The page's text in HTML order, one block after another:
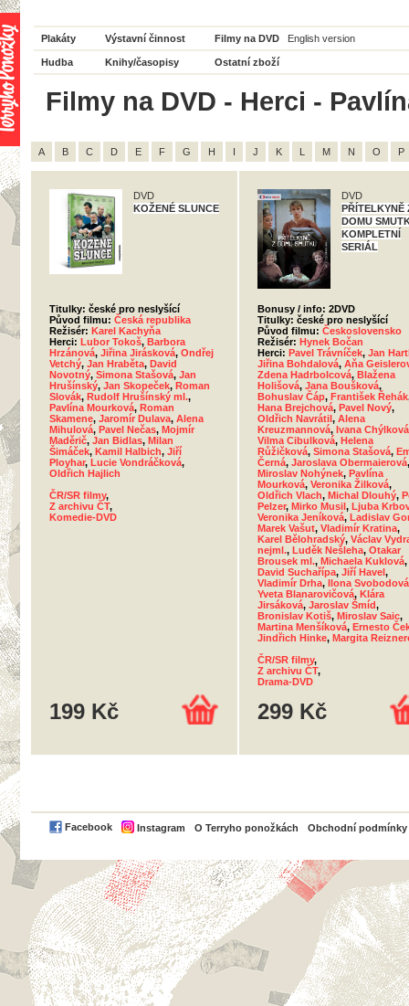
Plakáty Výstavní činnost Filmy na DVD English version
Hudba Knihy/časopisy Ostatní zboží
Filmy na DVD - Herci -
A B C D E F G H I J K L M N O P
DVD
KOŽENÉ SLUNCE
Titulky: české pro neslyšící
Původ filmu: Česká republika
Režisér: Karel Kachyňa
Herci: Lubor Tokoš, Barbora
Hrzánová, Jiřina Jirásková, Ondřej
Vetchý, Jan Hraběta, David
Novotný, Simona Stašová, Jan
Hrušínský, Jan Skopeček, Roman
Slovák, Rudolf Hrušínský ml.,
Pavlína Mourková, Roman
Skamene, Jaromír Dulava, Alena
Mihulová, Pavel Nečas, Mojmír
Maděrič, Jan Bidlas, Milan
Šimáček, Kamil Halbich, Jiří
Ployhar, Lucie Vondráčková,
Oldřich Hajlich
ČR/SR filmy,
Z archivu ČT,
Komedie-DVD
199 Kč
DVD
PŘÍTELKYNĚ
DOMU
KOMPLETNÍ
SERIÁL
Bonusy / info: 2DVD
Titulky: české pro neslyšící
Původ filmu: Československo
Režisér: Hynek Bočan
Herci: Pavel Trávníček, Jan
Jiřina Bohdalová, Aňa
Zdena Hadrbolcová, Blažena
Holišová, Jana Boušková,
Bohuslav Čáp, František Řehák
Hana Brejchová, Pavel Nový,
Oldřich Navrátil, Alena
Kreuzmannová, Ivana Chýlková
Vilma Cibulková, Helena
Růžičková, Simona Stašová,
Černá, Jaroslava Obermaierová,
Miroslav Nohýnek, Pavlína
Mourková, Veronika Žilková,
Oldřich Vlach, Michal Dlouhý,
Pelzer, Mirko Musil, Ljuba
Veronika Jeníková, Ladislav
Marek Vašut, Vladimír Kratina,
Karel Bělohradský, Václav
nejml., Luděk Nešleha, Otakar
Brousek ml., Michaela Kuklová,
David Suchařípa, Jiří Havel,
Vladimír Drha, Ilona Svobodová
Yveta Blanarovičová, Klára
Jirsáková, Jaroslav Šmíd,
Bronislav Kotiš, Miroslav Saic,
Martina Menšíková, Ernesto
Jindřich Hinke, Margita
ČR/SR filmy,
Z archivu ČT,
Drama-DVD
299 Kč
Facebook Instagram O Terryho ponožkách Obchodní podmínky
PayPal